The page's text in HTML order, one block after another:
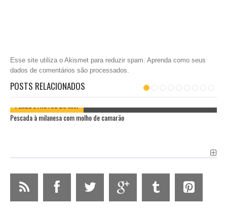
Esse site utiliza o Akismet para reduzir spam. Aprenda como seus
dados de comentários são processados
POSTS RELACIONADOS
PEIXES E FRUTOS DO MAR
Pescada à milanesa com molho de camarão